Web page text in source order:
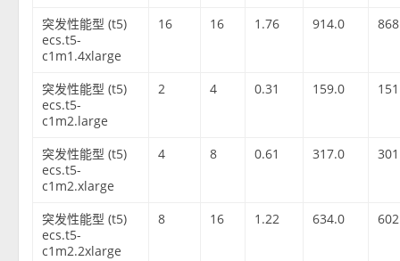
突发性能型 (t5)
ecs.t5-
c1m1.4xlarge
16 16 1.76 914.0
突发性能型 (t5)
ecs.t5-
c1m2.large
2 4 0.31 159.0
突发性能型 (t5)
ecs.t5-
c1m2.xlarge
4 8 0.61 317.0
突发性能型 (t5)
ecs.t5-
c1m2.2xlarge
8 16 1.22 634.0